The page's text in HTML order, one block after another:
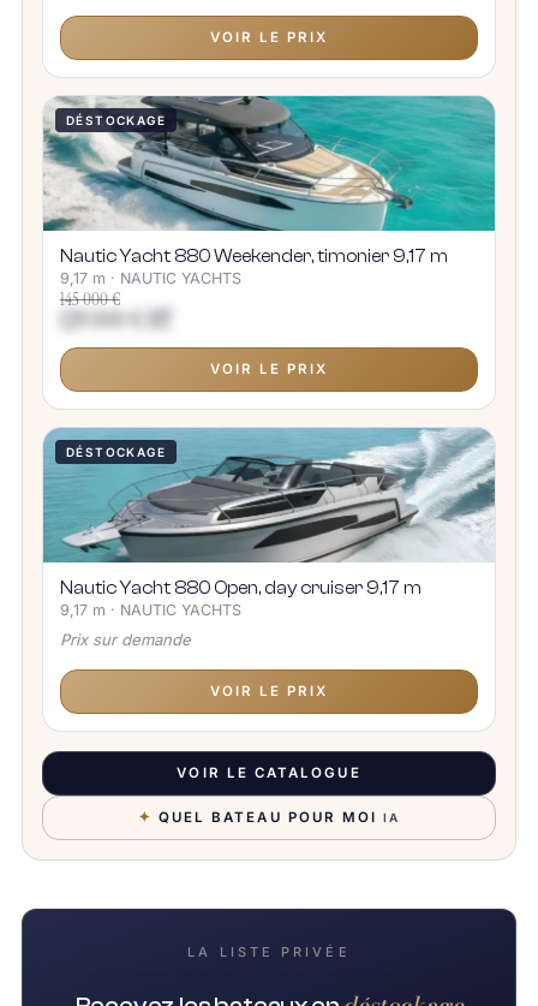
VOIR LE PRIX
DÉSTOCKAGE
Nautic Yacht 880 Weekender, timonier 9,17 m
9,17 m · NAUTIC YACHTS
145 000 €
129 000 € HT
VOIR LE PRIX
DÉSTOCKAGE
Nautic Yacht 880 Open, day cruiser 9,17 m
9,17 m · NAUTIC YACHTS
Prix sur demande
VOIR LE PRIX
VOIR LE CATALOGUE
✦ QUEL BATEAU POUR MOIIA
LA LISTE PRIVÉE